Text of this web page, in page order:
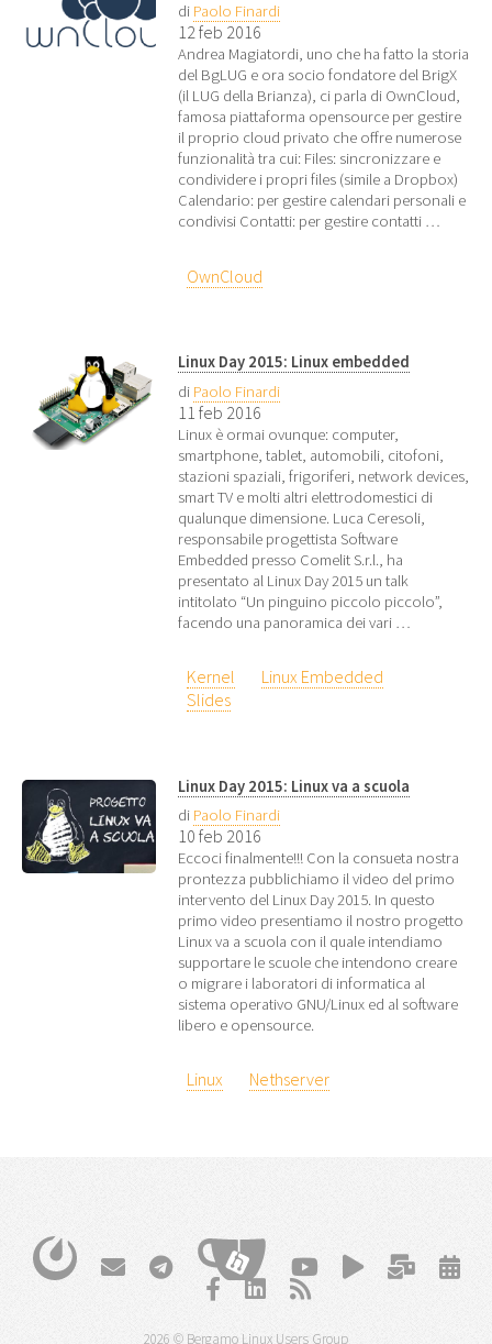
di Paolo Finardi
12 feb 2016
Andrea Magiatordi, uno che ha fatto la storia
del BgLUG e ora socio fondatore del BrigX
(il LUG della Brianza), ci parla di OwnCloud,
famosa piattaforma opensource per gestire
il proprio cloud privato che offre numerose
funzionalità tra cui: Files: sincronizzare e
condividere i propri files (simile a Dropbox)
Calendario: per gestire calendari personali e
condivisi Contatti: per gestire contatti …
OwnCloud
Linux Day 2015: Linux embedded
di Paolo Finardi
11 feb 2016
Linux è ormai ovunque: computer,
smartphone, tablet, automobili, citofoni,
stazioni spaziali, frigoriferi, network devices,
smart TV e molti altri elettrodomestici di
qualunque dimensione. Luca Ceresoli,
responsabile progettista Software
Embedded presso Comelit S.r.l., ha
presentato al Linux Day 2015 un talk
intitolato “Un pinguino piccolo piccolo”,
facendo una panoramica dei vari …
Kernel
Linux Embedded
Slides
Linux Day 2015: Linux va a scuola
di Paolo Finardi
10 feb 2016
Eccoci finalmente!!! Con la consueta nostra
prontezza pubblichiamo il video del primo
intervento del Linux Day 2015. In questo
primo video presentiamo il nostro progetto
Linux va a scuola con il quale intendiamo
supportare le scuole che intendono creare
o migrare i laboratori di informatica al
sistema operativo GNU/Linux ed al software
libero e opensource.
Linux Nethserver
2026 © Bergamo Linux Users Group